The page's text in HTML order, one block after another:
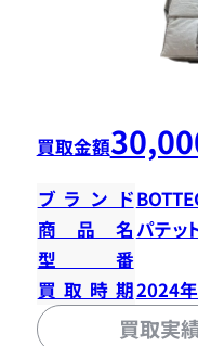
買取金額
ブランド
商品名 パテッ
型番
買取時期2024
買取実